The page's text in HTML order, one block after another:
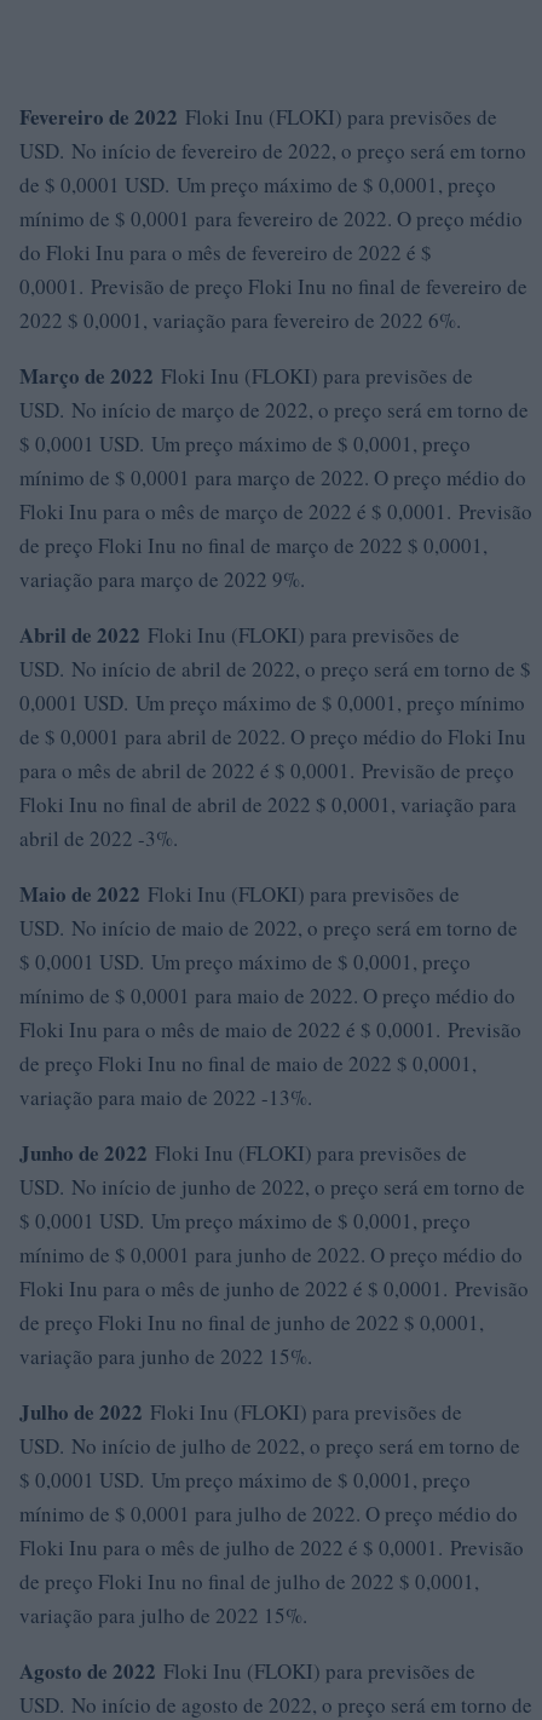
Fevereiro de 2022 Floki Inu (FLOKI) para previsões de
USD. No início de fevereiro de 2022, o preço será em torno
de $ 0,0001 USD. Um preço máximo de $ 0,0001, preço
mínimo de $ 0,0001 para fevereiro de 2022. O preço médio
do Floki Inu para o mês de fevereiro de 2022 é $
0,0001. Previsão de preço Floki Inu no final de fevereiro de
2022 $ 0,0001, variação para fevereiro de 2022 6%.
Março de 2022 Floki Inu (FLOKI) para previsões de
USD. No início de março de 2022, o preço será em torno de
$ 0,0001 USD. Um preço máximo de $ 0,0001, preço
mínimo de $ 0,0001 para março de 2022. O preço médio do
Floki Inu para o mês de março de 2022 é $ 0,0001. Previsão
de preço Floki Inu no final de março de 2022 $ 0,0001,
variação para março de 2022 9%.
Abril de 2022 Floki Inu (FLOKI) para previsões de
USD. No início de abril de 2022, o preço será em torno de $
0,0001 USD. Um preço máximo de $ 0,0001, preço mínimo
de $ 0,0001 para abril de 2022. O preço médio do Floki Inu
para o mês de abril de 2022 é $ 0,0001. Previsão de preço
Floki Inu no final de abril de 2022 $ 0,0001, variação para
abril de 2022 -3%.
Maio de 2022 Floki Inu (FLOKI) para previsões de
USD. No início de maio de 2022, o preço será em torno de
$ 0,0001 USD. Um preço máximo de $ 0,0001, preço
mínimo de $ 0,0001 para maio de 2022. O preço médio do
Floki Inu para o mês de maio de 2022 é $ 0,0001. Previsão
de preço Floki Inu no final de maio de 2022 $ 0,0001,
variação para maio de 2022 -13%.
Junho de 2022 Floki Inu (FLOKI) para previsões de
USD. No início de junho de 2022, o preço será em torno de
$ 0,0001 USD. Um preço máximo de $ 0,0001, preço
mínimo de $ 0,0001 para junho de 2022. O preço médio do
Floki Inu para o mês de junho de 2022 é $ 0,0001. Previsão
de preço Floki Inu no final de junho de 2022 $ 0,0001,
variação para junho de 2022 15%.
Julho de 2022 Floki Inu (FLOKI) para previsões de
USD. No início de julho de 2022, o preço será em torno de
$ 0,0001 USD. Um preço máximo de $ 0,0001, preço
mínimo de $ 0,0001 para julho de 2022. O preço médio do
Floki Inu para o mês de julho de 2022 é $ 0,0001. Previsão
de preço Floki Inu no final de julho de 2022 $ 0,0001,
variação para julho de 2022 15%.
Agosto de 2022 Floki Inu (FLOKI) para previsões de
USD. No início de agosto de 2022, o preço será em torno de